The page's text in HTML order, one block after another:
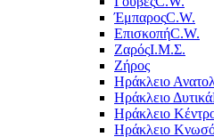
ΈμπαροςC.W.
ΕπισκοπήC.W.
ΖαρόςΙ.Μ.Σ.
Ζήρος
Ηράκλειο
Ηράκλειο Δυτικά
Ηράκλειο
Ηράκλειο